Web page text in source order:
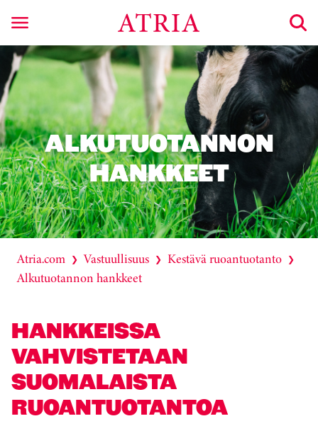
ALKUTUOTANNON
HANKKEET
Atria.com ❯ Vastuullisuus ❯ Kestävä ruoantuotanto ❯
Alkutuotannon hankkeet
HANKKEISSA
VAHVISTETAAN
SUOMALAISTA
RUOANTUOTANTOA